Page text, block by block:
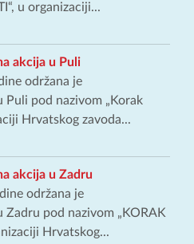
u organizaciji...
akcija u Puli
održana je
Puli pod nazivom „Korak
Hrvatskog zavoda...
akcija u Zadru
održana je
Zadru pod nazivom „KORAK
Hrvatskog...